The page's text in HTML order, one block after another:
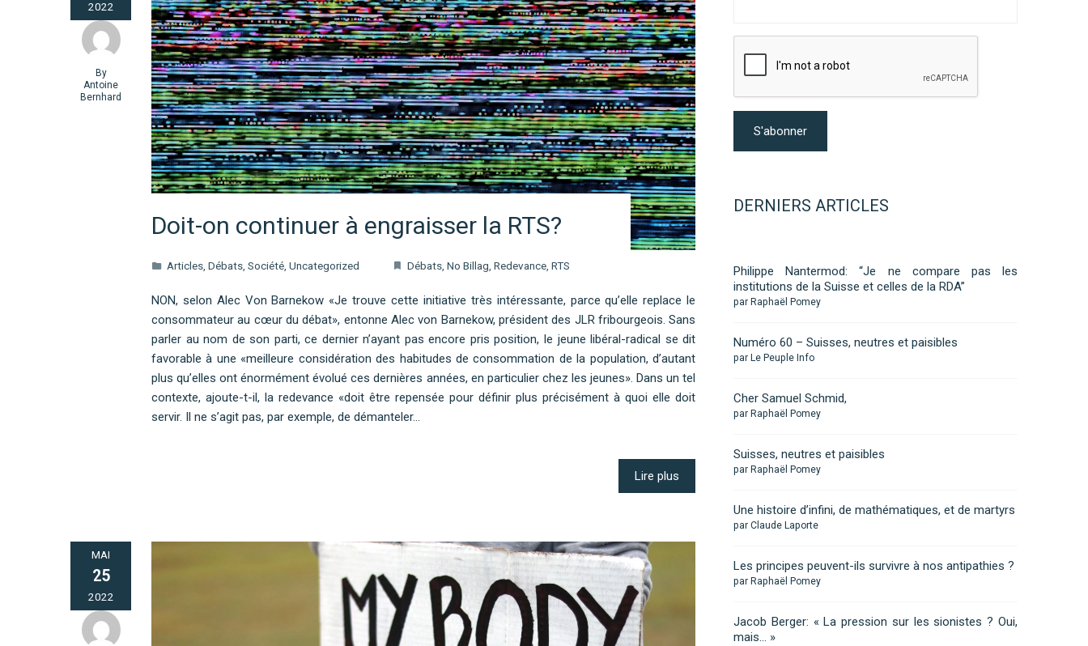
2022
By
Antoine
Bernhard
Doit-on continuer à engraisser la RTS?
Articles, Débats, Société, Uncategorized Débats, No Billag, Redevance, RTS
NON, selon Alec Von Barnekow «Je trouve cette initiative très intéressante, parce qu’elle replace le
consommateur au cœur du débat», entonne Alec von Barnekow, président des JLR fribourgeois. Sans
parler au nom de son parti, ce dernier n’ayant pas encore pris position, le jeune libéral-radical se dit
favorable à une «meilleure considération des habitudes de consommation de la population, d’autant
plus qu’elles ont énormément évolué ces dernières années, en particulier chez les jeunes». Dans un tel
contexte, ajoute-t-il, la redevance «doit être repensée pour définir plus précisément à quoi elle doit
servir. Il ne s’agit pas, par exemple, de démanteler…
Lire plus
MAI
25
2022
DERNIERS ARTICLES
Philippe Nantermod: “Je ne compare pas les
institutions de la Suisse et celles de la RDA”
par Raphaël Pomey
Numéro 60 – Suisses, neutres et paisibles
par Le Peuple Info
Cher Samuel Schmid,
par Raphaël Pomey
Suisses, neutres et paisibles
par Raphaël Pomey
Une histoire d’infini, de mathématiques, et de martyrs
par Claude Laporte
Les principes peuvent-ils survivre à nos antipathies ?
par Raphaël Pomey
Jacob Berger: « La pression sur les sionistes ? Oui,
mais… »